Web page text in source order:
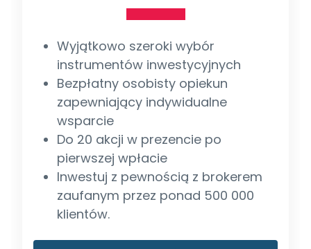
Wyjątkowo szeroki wybór
instrumentów inwestycyjnych
Bezpłatny osobisty opiekun
zapewniający indywidualne
wsparcie
Do 20 akcji w prezencie po
pierwszej wpłacie
Inwestuj z pewnością z brokerem
zaufanym przez ponad 500 000
klientów.